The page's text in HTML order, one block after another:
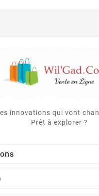
innovations qui vont
Prêt à explorer ?